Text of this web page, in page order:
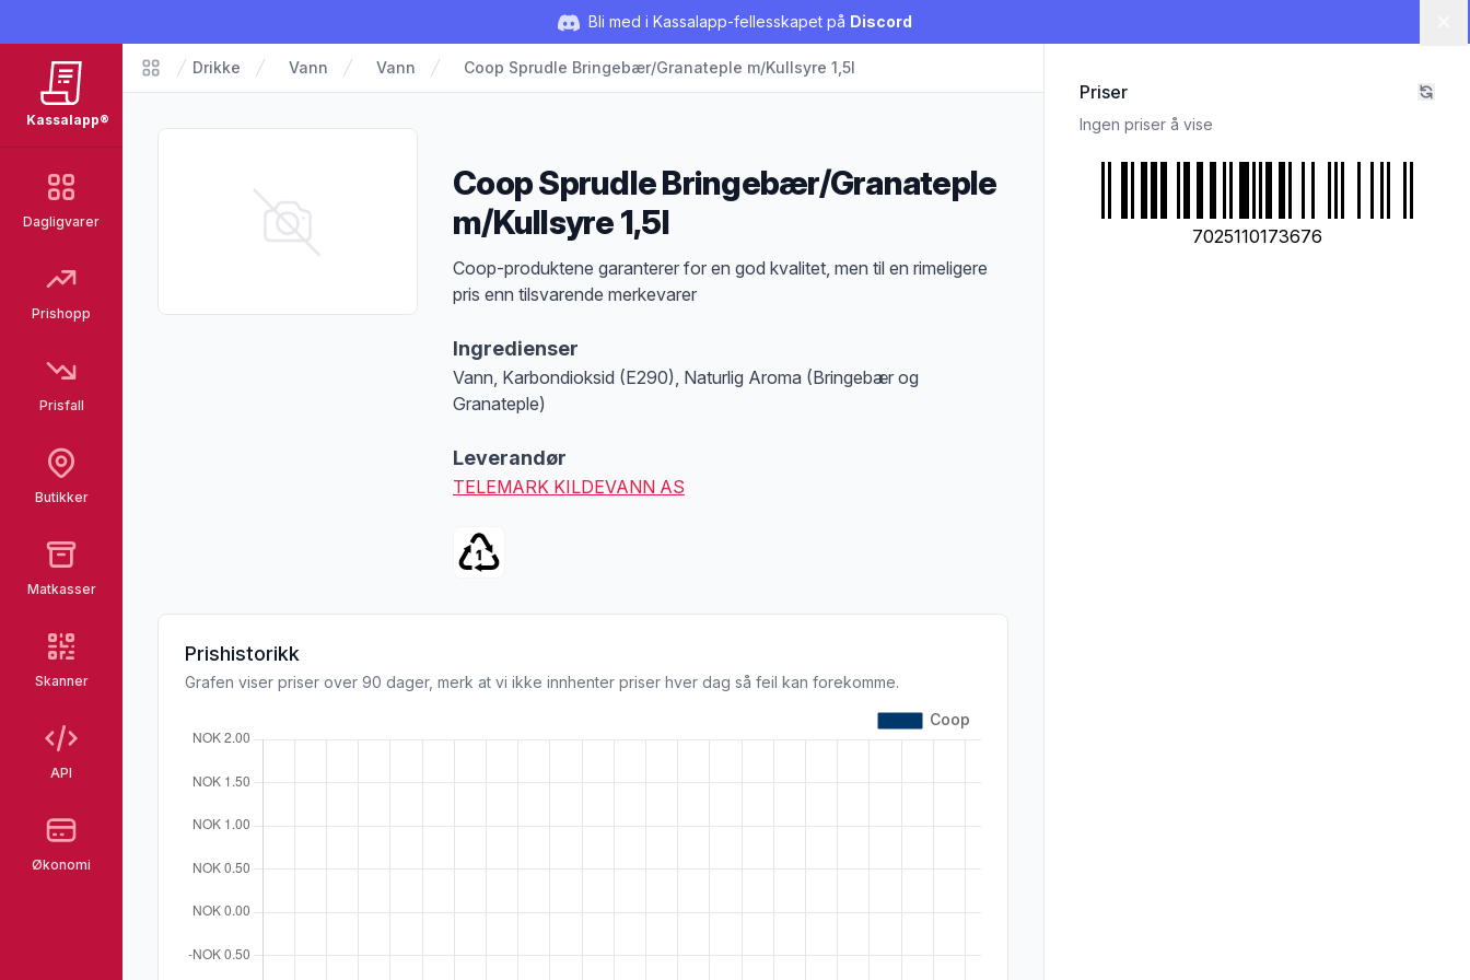
Bli med i Kassalapp-fellesskapet på Discord
Kassalapp®
Dagligvarer
Prishopp
Prisfall
Butikker
Matkasser
Skanner
API
Økonomi
Matvarer
Drikke Vann Vann Coop Sprudle Bringebær/Granateple m/Kullsyre 1,5l
Coop Sprudle Bringebær/Granateple
m/Kullsyre 1,5l
Produktbeskrivelse
Coop-produktene garanterer for en god kvalitet, men til en rimeligere
pris enn tilsvarende merkevarer
Ingredienser
Vann, Karbondioksid (E290), Naturlig Aroma (Bringebær og
Granateple)
Leverandør
TELEMARK KILDEVANN AS
Prishistorikk
Grafen viser priser over 90 dager, merk at vi ikke innhenter priser hver dag så feil kan forekomme.
Priser
Ingen priser å vise
7025110173676